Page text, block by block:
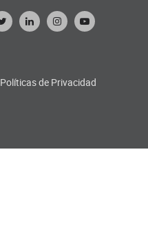
Políticas de Privacidad